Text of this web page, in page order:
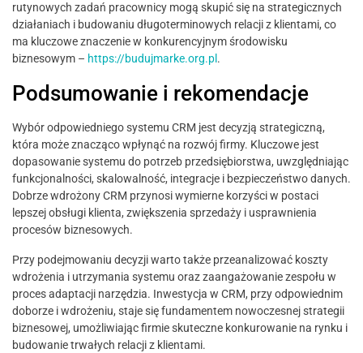
rutynowych zadań pracownicy mogą skupić się na strategicznych
działaniach i budowaniu długoterminowych relacji z klientami, co
ma kluczowe znaczenie w konkurencyjnym środowisku
biznesowym – https://budujmarke.org.pl .
Podsumowanie i rekomendacje
Wybór odpowiedniego systemu CRM jest decyzją strategiczną,
która może znacząco wpłynąć na rozwój firmy. Kluczowe jest
dopasowanie systemu do potrzeb przedsiębiorstwa, uwzględniając
funkcjonalności, skalowalność, integracje i bezpieczeństwo danych.
Dobrze wdrożony CRM przynosi wymierne korzyści w postaci
lepszej obsługi klienta, zwiększenia sprzedaży i usprawnienia
procesów biznesowych.
Przy podejmowaniu decyzji warto także przeanalizować koszty
wdrożenia i utrzymania systemu oraz zaangażowanie zespołu w
proces adaptacji narzędzia. Inwestycja w CRM, przy odpowiednim
doborze i wdrożeniu, staje się fundamentem nowoczesnej strategii
biznesowej, umożliwiając firmie skuteczne konkurowanie na rynku i
budowanie trwałych relacji z klientami.